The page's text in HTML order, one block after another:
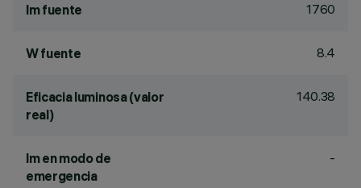
lm fuente 1760
W fuente 8.4
Eficacia luminosa (valor
real)
140.38
lm en modo de
emergencia
-